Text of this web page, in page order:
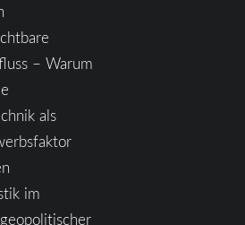
– Warum
als
im